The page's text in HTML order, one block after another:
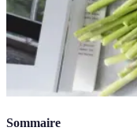
Sommaire